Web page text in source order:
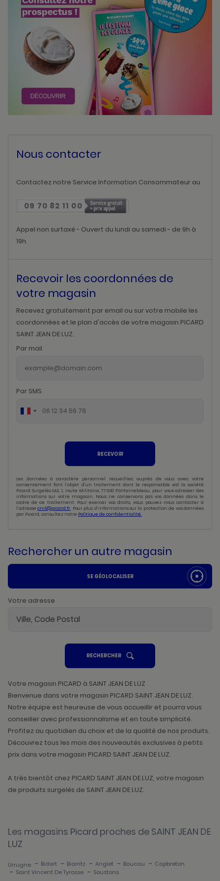
Nous contacter
Contactez notre Service Information Consommateur au
09 70 82 11 00
Appel non surtaxé - Ouvert du lundi au samedi - de 9h à
19h.
Recevoir les coordonnées de
votre magasin
Recevez gratuitement par email ou sur votre mobile les
coordonnées et le plan d'accès de votre magasin PICARD
SAINT JEAN DE LUZ.
Par mail
Par SMS
RECEVOIR
Les données à caractère personnel recueillies auprès de vous avec votre
consentement font l’objet d’un traitement dont le responsable est la société
Picard Surgelés SAS, 1, route Militaire, 77300 Fontainebleau, pour vous adresser des
informations sur votre magasin. Nous ne conservons pas vos données dans le
cadre de ce traitement. Pour exercer vos droits, vous pouvez nous contacter à
l’adressecnil@picard.fr. Pour plus d’informations sur la protection de vos données
par Picard, consultez notre Politique de confidentialité.
Rechercher un autre magasin
SE GÉOLOCALISER
Votre adresse
RECHERCHERUN
POINT
VENTE
Votre magasin PICARD à SAINT JEAN DE LUZ
Bienvenue dans votre magasin PICARD SAINT JEAN DE LUZ.
Notre équipe est heureuse de vous accueillir et pourra vous
conseiller avec professionnalisme et en toute simplicité.
Profitez au quotidien du choix et de la qualité de nos produits.
Découvrez tous les mois des nouveautés exclusives à petits
prix dans votre magasin PICARD SAINT JEAN DE LUZ.
A très bientôt chez PICARD SAINT JEAN DE LUZ, votre magasin
de produits surgelés de SAINT JEAN DE LUZ.
Les magasins Picard proches de SAINT JEAN DE
LUZ
Urrugne - Bidart - Biarritz - Anglet - Boucau - Capbreton
- Saint Vincent De Tyrosse - Soustons